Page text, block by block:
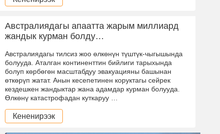
Австралиядагы апаатта жарым миллиард
жандык курман болду…
Австралиядагы тилсиз жоо өлкөнүн түштүк-чыгышында
болууда. Аталган континенттин бийлиги тарыхында
болуп көрбөгөн масштабдуу эвакуацияны башынан
өткөрүп жатат. Анын кесепетинен коруктагы сейрек
кездешкен жандыктар жана адамдар курман болууда.
Өлкөнү катастрофадан куткаруу …
Кененирээк